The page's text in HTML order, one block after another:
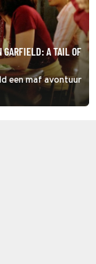
GARFIELD: A TAIL OF
een maf avontuur